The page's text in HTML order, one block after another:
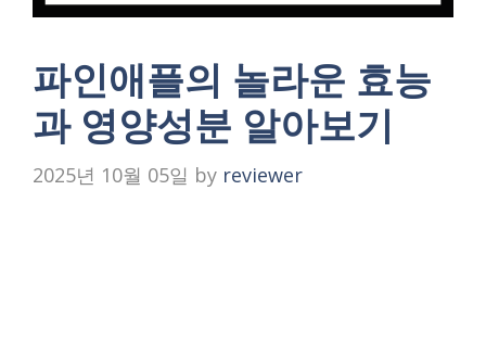
파인애플의 놀라운 효능
과 영양성분 알아보기
2025년 10월 05일 by reviewer